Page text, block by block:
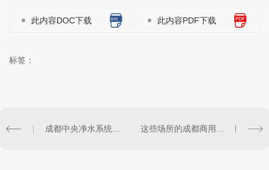
此内容DOC下载 此内容PDF下载
标签：
成都中央净水系统和净水器有什么区别 这些场所的成都商用中央空调怎么挑选